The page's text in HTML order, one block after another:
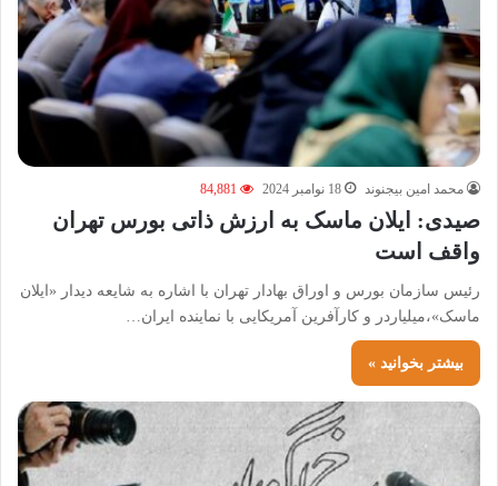
محمد امین بیجنوند 18 نوامبر 2024 84,881
صیدی: ایلان ماسک به ارزش ذاتی بورس تهران
واقف است
رئیس سازمان بورس و اوراق بهادار تهران با اشاره به شایعه دیدار «ایلان
ماسک»،میلیاردر و کارآفرین آمریکایی با نماینده ایران…
بیشتر بخوانید »